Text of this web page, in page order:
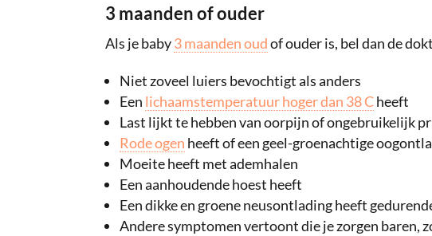
3 maanden of ouder
Als je baby3 maanden oudof ouder is, bel dan de
Niet zoveel luiers bevochtigt als anders
Een lichaamstemperatuur hoger dan 38 Cheeft
Last lijkt te hebben van oorpijn of ongebruikelijk
Rode ogen heeft of een geel-groenachtige
Moeite heeft met ademhalen
Een aanhoudende hoest heeft
Een dikke en groene neusontlading heeft
Andere symptomen vertoont die je zorgen baren,